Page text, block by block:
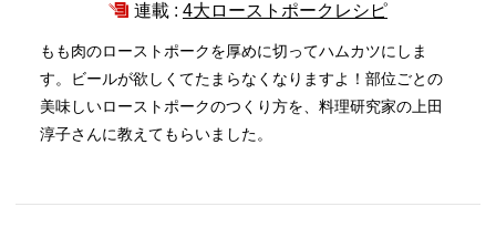
連載 : 4大ローストポークレシピ
もも肉のローストポークを厚めに切ってハムカツにしま
す。ビールが欲しくてたまらなくなりますよ！部位ごとの
美味しいローストポークのつくり方を、料理研究家の上田
淳子さんに教えてもらいました。